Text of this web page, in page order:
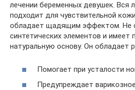
лечении беременных девушек. Вся
подходит для чувствительной
обладает щадящим эффектом. Не
синтетических элементов и
натуральную основу. Он обладает
Помогает при усталости
Предупреждает